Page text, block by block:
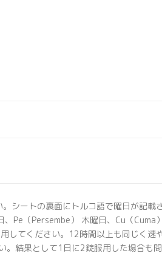
シートの裏面にトルコ語で曜日が記載
Pe（Persembe） 木曜日、Cu（Cuma
してください。12時間以上も同じく速
結果として1日に2錠服用した場合も問